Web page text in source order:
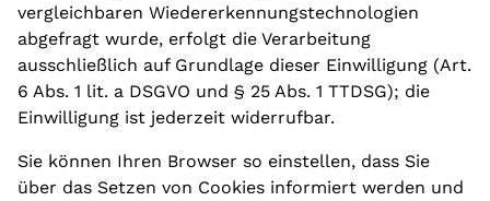
vergleichbaren Wiedererkennungstechnologien
abgefragt wurde, erfolgt die Verarbeitung
ausschließlich auf Grundlage dieser Einwilligung (Art.
6 Abs. 1 lit. a DSGVO und § 25 Abs. 1 TTDSG); die
Einwilligung ist jederzeit widerrufbar.
Sie können Ihren Browser so einstellen, dass Sie
über das Setzen von Cookies informiert werden und